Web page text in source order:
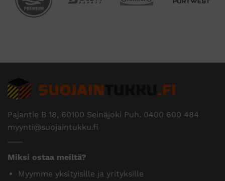
Pajantie B 18, 60100 Seinäjoki Puh. 0400 600 484
myynti@suojaintukku.fi
Miksi ostaa meiltä?
Myymme yksityisille ja yrityksille